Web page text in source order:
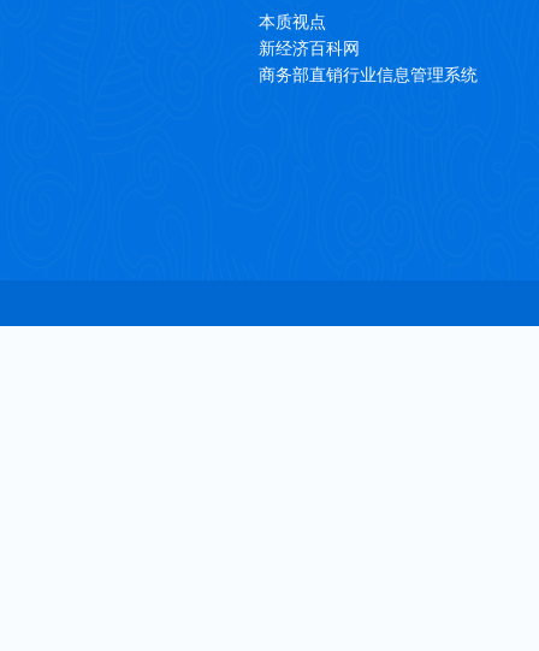
本质视点
新经济百科网
商务部直销行业信息管理系统